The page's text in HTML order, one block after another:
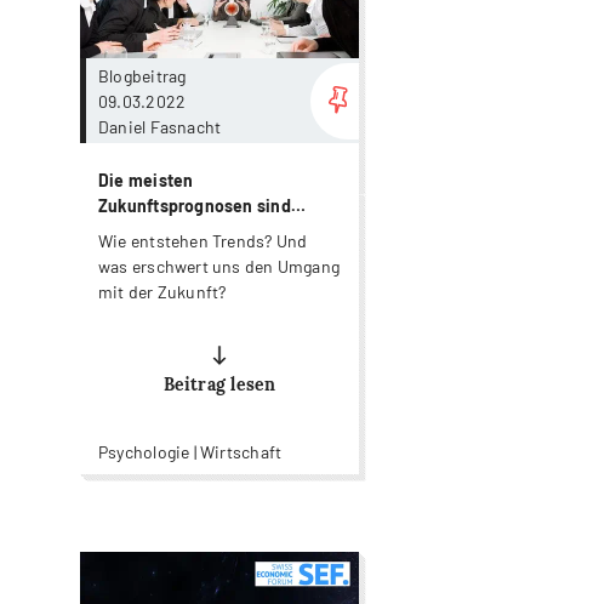
Blogbeitrag
09.03.2022
Daniel Fasnacht
Die meisten
Zukunftsprognosen sind
falsch!
Wie entstehen Trends? Und
was erschwert uns den Umgang
mit der Zukunft?
Beitrag lesen
Psychologie | Wirtschaft
more...